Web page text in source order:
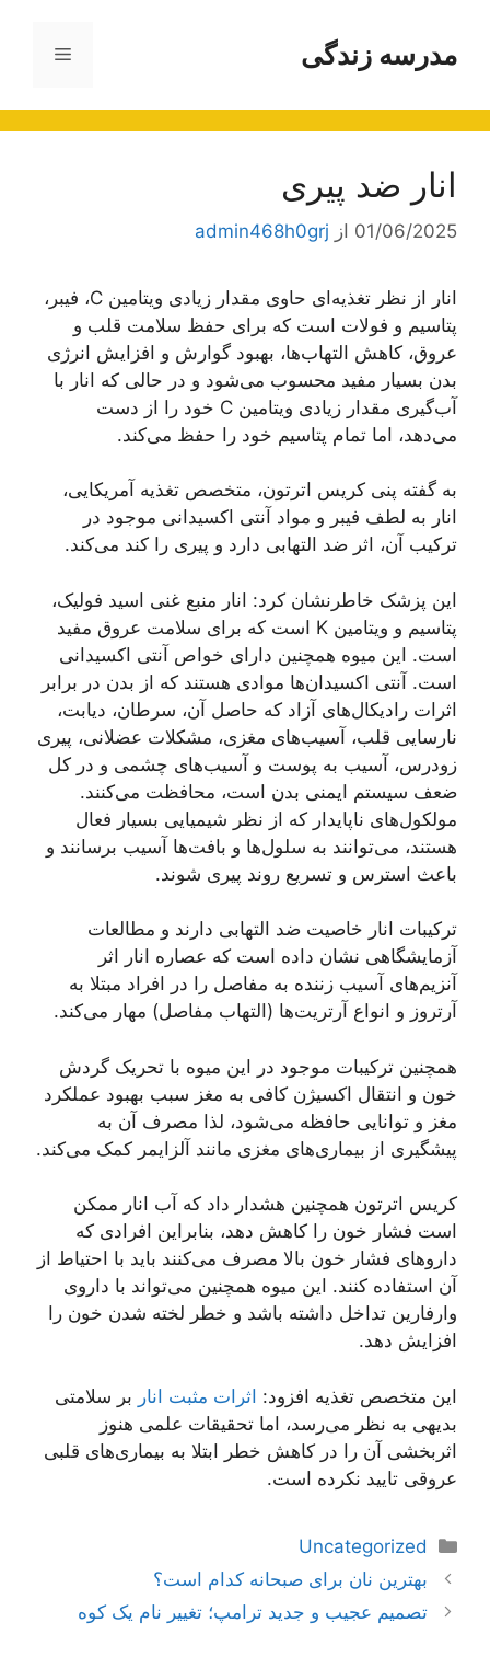
محتوامدرسه زندگی فهرست
انار ضد پیری
01/06/2025 از admin468h0grj
انار از نظر تغذیه‌ای حاوی مقدار زیادی ویتامین C، فیبر،
پتاسیم و فولات است که برای حفظ سلامت قلب و
عروق، کاهش التهاب‌ها، بهبود گوارش و افزایش انرژی
بدن بسیار مفید محسوب می‌شود و در حالی که انار با
آب‌گیری مقدار زیادی ویتامین C خود را از دست
می‌دهد، اما تمام پتاسیم خود را حفظ می‌کند.
به گفته پنی کریس اترتون، متخصص تغذیه آمریکایی،
انار به لطف فیبر و مواد آنتی اکسیدانی موجود در
ترکیب آن، اثر ضد التهابی دارد و پیری را کند می‌کند.
این پزشک خاطرنشان کرد: انار منبع غنی اسید فولیک،
پتاسیم و ویتامین K است که برای سلامت عروق مفید
است. این میوه همچنین دارای خواص آنتی اکسیدانی
است. آنتی اکسیدان‌ها موادی هستند که از بدن در برابر
اثرات رادیکال‌های آزاد که حاصل آن، سرطان، دیابت،
نارسایی قلب، آسیب‌های مغزی، مشکلات عضلانی، پیری
زودرس، آسیب به پوست و آسیب‌های چشمی و در کل
ضعف سیستم ایمنی بدن است، محافظت می‌کنند.
مولکول‌های ناپایدار که از نظر شیمیایی بسیار فعال
هستند، می‌توانند به سلول‌ها و بافت‌ها آسیب برسانند و
باعث استرس و تسریع روند پیری شوند.
ترکیبات انار خاصیت ضد التهابی دارند و مطالعات
آزمایشگاهی نشان داده است که عصاره انار اثر
آنزیم‌های آسیب زننده به مفاصل را در افراد مبتلا به
آرتروز و انواع آرتریت‌ها (التهاب مفاصل) مهار می‌کند.
همچنین ترکیبات موجود در این میوه با تحریک گردش
خون و انتقال اکسیژن کافی به مغز سبب بهبود عملکرد
مغز و توانایی حافظه می‌شود، لذا مصرف آن به
پیشگیری از بیماری‌های مغزی مانند آلزایمر کمک می‌کند.
کریس اترتون همچنین هشدار داد که آب انار ممکن
است فشار خون را کاهش دهد، بنابراین افرادی که
دارو‌های فشار خون بالا مصرف می‌کنند باید با احتیاط از
آن استفاده کنند. این میوه همچنین می‌تواند با داروی
وارفارین تداخل داشته باشد و خطر لخته شدن خون را
افزایش دهد.
این متخصص تغذیه افزود: اثرات مثبت انار بر سلامتی
بدیهی به نظر می‌رسد، اما تحقیقات علمی هنوز
اثربخشی آن را در کاهش خطر ابتلا به بیماری‌های قلبی
عروقی تایید نکرده است.
دسته‌ها
Uncategorized
ناوبری
نوشته‌ها
بهترین نان برای صبحانه کدام است؟
تصمیم عجیب و جدید ترامپ؛ تغییر نام یک کوه